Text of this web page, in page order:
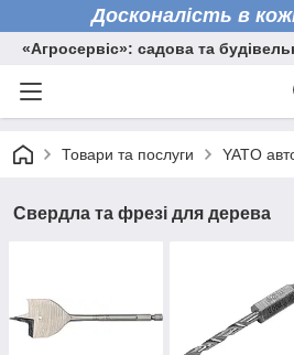
Досконалість в
«Агросервіс»: садова та
Товари та послуги YATO
Свердла та фрезі для дерева